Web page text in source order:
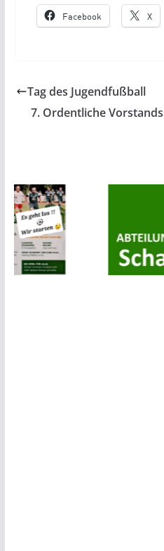
Facebook X
Tag des Jugendfußball
7. Ordentliche